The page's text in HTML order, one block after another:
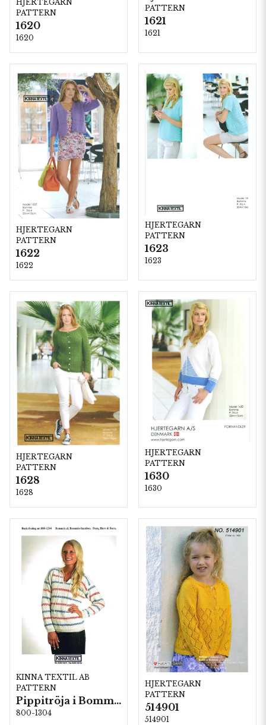
HJERTEGARN
PATTERN
1620
1620
PATTERN
1621
1621
HJERTEGARN
PATTERN
1622
1622
HJERTEGARN
PATTERN
1623
1623
HJERTEGARN
PATTERN
1628
1628
HJERTEGARN
PATTERN
1630
1630
KINNA TEXTIL AB
PATTERN
Pippitröja i Bommix-bamboo
800-1304
HJERTEGARN
PATTERN
514901
514901